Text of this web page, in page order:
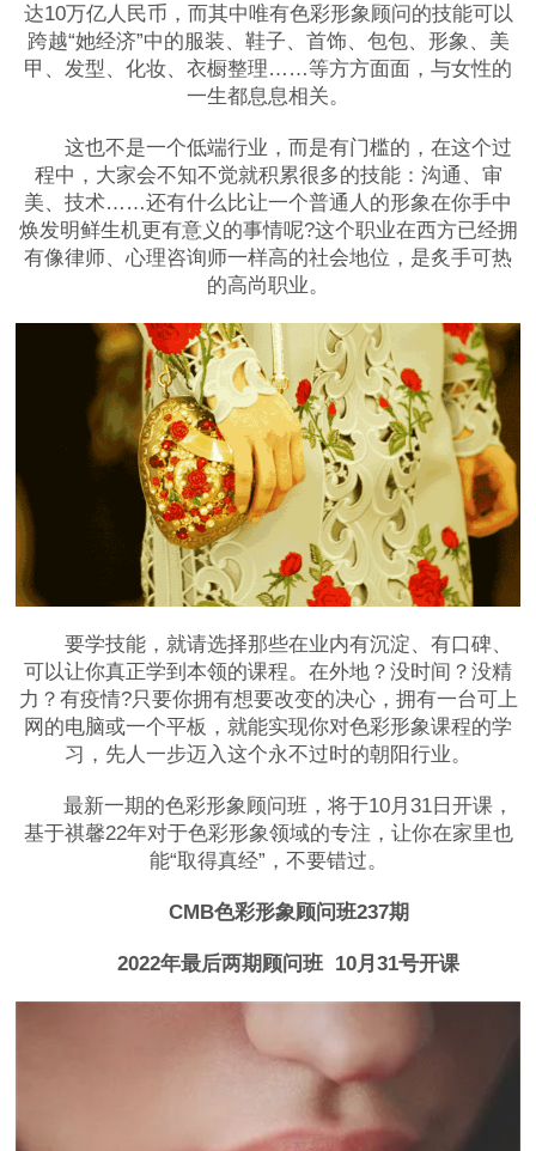
达10万亿人民币，而其中唯有色彩形象顾问的技能可以
跨越“她经济”中的服装、鞋子、首饰、包包、形象、美
甲、发型、化妆、衣橱整理……等方方面面，与女性的
一生都息息相关。
这也不是一个低端行业，而是有门槛的，在这个过
程中，大家会不知不觉就积累很多的技能：沟通、审
美、技术……还有什么比让一个普通人的形象在你手中
焕发明鲜生机更有意义的事情呢?这个职业在西方已经拥
有像律师、心理咨询师一样高的社会地位，是炙手可热
的高尚职业。
要学技能，就请选择那些在业内有沉淀、有口碑、
可以让你真正学到本领的课程。在外地？没时间？没精
力？有疫情?只要你拥有想要改变的决心，拥有一台可上
网的电脑或一个平板，就能实现你对色彩形象课程的学
习，先人一步迈入这个永不过时的朝阳行业。
最新一期的色彩形象顾问班，将于10月31日开课，
基于祺馨22年对于色彩形象领域的专注，让你在家里也
能“取得真经”，不要错过。
CMB色彩形象顾问班237期
2022年最后两期顾问班 10月31号开课